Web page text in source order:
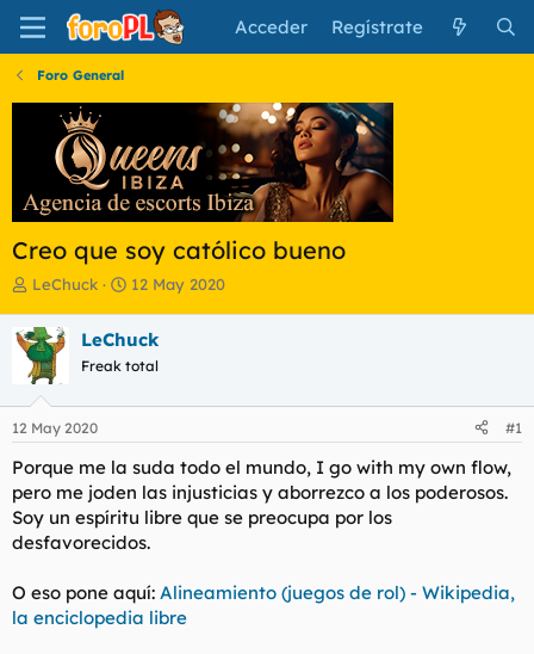
Acceder Regístrate
Foro General
Creo que soy católico bueno
I
i
c
i
a
d
o
d
e
l
t
a
LeChuck
F
h
a
e
i
c
i
o
12 May 2020
LeChuck
Freak total
12 May 2020 #1
Porque me la suda todo el mundo, I go with my own flow,
pero me joden las injusticias y aborrezco a los poderosos.
Soy un espíritu libre que se preocupa por los
desfavorecidos.
O eso pone aquí: Alineamiento (juegos de rol) - Wikipedia,
la enciclopedia libre